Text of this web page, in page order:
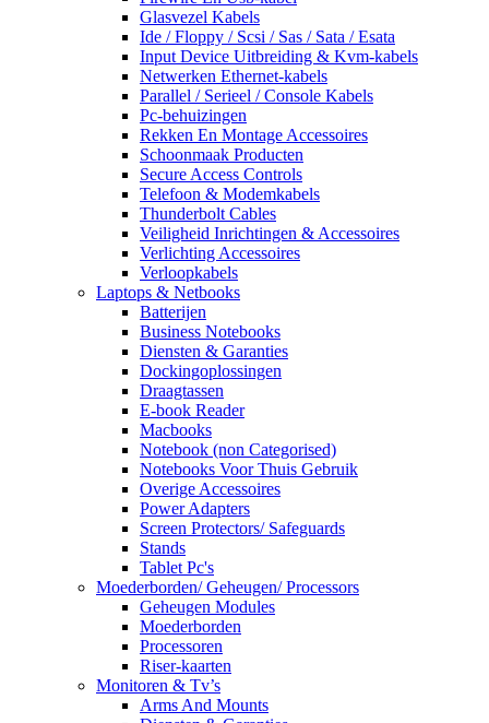
Glasvezel Kabels
Ide / Floppy / Scsi / Sas / Sata / Esata
Input Device Uitbreiding & Kvm-kabels
Netwerken Ethernet-kabels
Parallel / Serieel / Console Kabels
Pc-behuizingen
Rekken En Montage Accessoires
Schoonmaak Producten
Secure Access Controls
Telefoon & Modemkabels
Thunderbolt Cables
Veiligheid Inrichtingen & Accessoires
Verlichting Accessoires
Verloopkabels
Laptops & Netbooks
Batterijen
Business Notebooks
Diensten & Garanties
Dockingoplossingen
Draagtassen
E-book Reader
Macbooks
Notebook (non Categorised)
Notebooks Voor Thuis Gebruik
Overige Accessoires
Power Adapters
Screen Protectors/ Safeguards
Stands
Tablet Pc's
Moederborden/ Geheugen/ Processors
Geheugen Modules
Moederborden
Processoren
Riser-kaarten
Monitoren & Tv’s
Arms And Mounts